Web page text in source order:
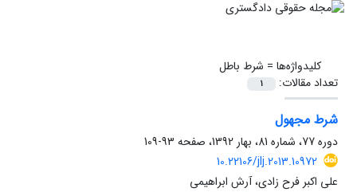
کلیدواژه‌ها = شرط باطل
تعداد مقالات:
1
شرط مجهول
دوره 77، شماره 81، بهار 1392، صفحه
93-109
10.22106/jlj.2013.10972
علی اکبر فرح زادی، آرش ابراهیمی